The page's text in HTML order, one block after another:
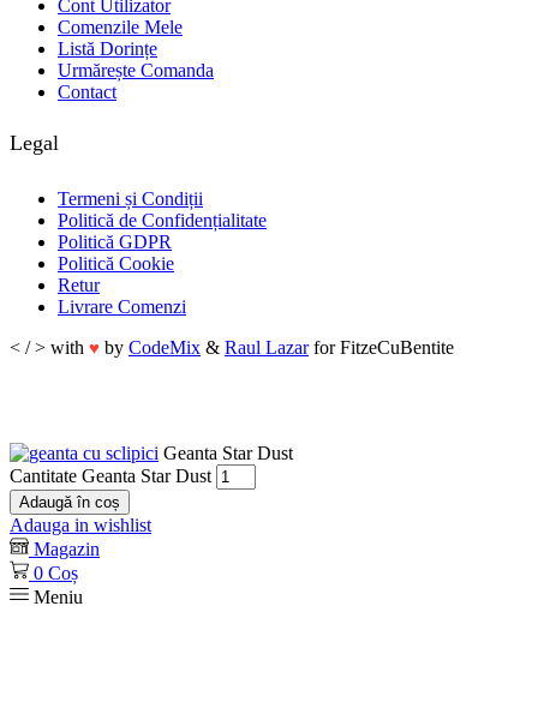
Cont Utilizator
Comenzile Mele
Listă Dorințe
Urmărește Comanda
Contact
Legal
Termeni și Condiții
Politică de Confidențialitate
Politică GDPR
Politică Cookie
Retur
Livrare Comenzi
< / > with ♥ by CodeMix & Raul Lazarfor FitzeCuBentite
Geanta Star Dust
Cantitate Geanta Star Dust
Adaugă în coș
Adauga in wishlist
Magazin
0 Coș
Meniu